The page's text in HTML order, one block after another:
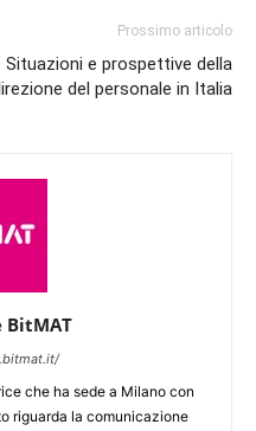
Prossimo articolo
Situazioni e prospettive della
del personale in Italia
BitMAT
che ha sede a Milano con
riguarda la comunicazione